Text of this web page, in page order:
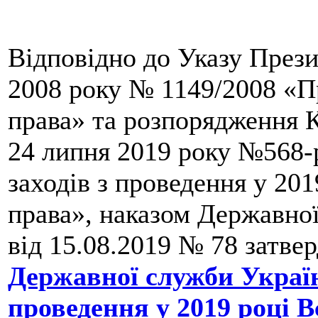
Відповідно до Указу
2008 року № 1149/2008
права» та розпорядження
24 липня 2019 року
заходів з проведення у
права», наказом
від 15.08.2019 № 78
Державної служби
проведення у 2019 році